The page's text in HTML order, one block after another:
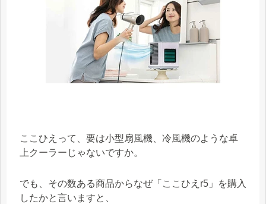
ここひえって、要は小型扇風機、冷風機のような卓
上クーラーじゃないですか。
でも、その数ある商品からなぜ「ここひえr5」を購入
したかと言いますと、